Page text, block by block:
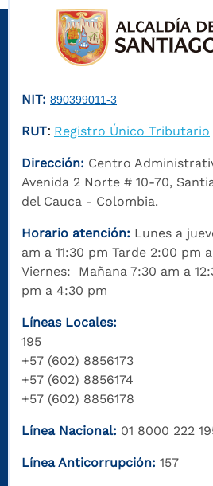
NIT: 890399011-3
RUT: Registro Único Tributario
Dirección: Centro
Avenida 2 Norte # 10-70,
del Cauca - Colombia.
Horario atención: Lunes a
am a 11:30 pm Tarde 2:00 pm
Viernes: Mañana 7:30 am a
pm a 4:30 pm
Líneas Locales:
195
+57 (602) 8856173
+57 (602) 8856174
+57 (602) 8856178
Línea Nacional: 01 8000 222
Línea Anticorrupción: 157